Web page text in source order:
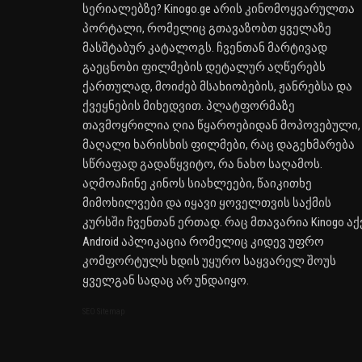
სერიალებზე? Kinogo.ge არის კინომოყვარულთა
პორტალი, რომელიც გთავაზობთ ყველაზე
მასშტაბურ კატალოგს. ჩვენთან მარტივად
გაეცნობი ფილმების დეტალურ აღწერებს
ქართულად, მოიძებ მსახიობების, ჟანრებსა და
ქვეყნების მიხედვით. პლატფორმაზე
თავმოყრილია ღია წყაროებიდან მოპოვებული,
მაღალი ხარისხის ფილმები, რაც დაგეხმარება
სწრაფად გადაწყვიტო, რა ნახო საღამოს.
აღმოაჩინე კინოს სიახლეები, წაიკითხე
მიმოხილვები და იყავი ყოველთვის საქმის
კურსში ჩვენთან ერთად. რაც მთავარია Kinogo
Android აპლიკაცია რომელიც კიდევ უფრო
კომფორტულს ხდის უყურო საყვარელ შოუს
ყველგან სადაც არ უნდაიყო.